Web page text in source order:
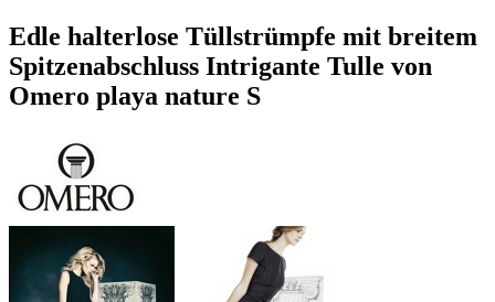
Edle halterlose Tüllstrümpfe mit breitem
Spitzenabschluss Intrigante Tulle von
Omero playa nature S